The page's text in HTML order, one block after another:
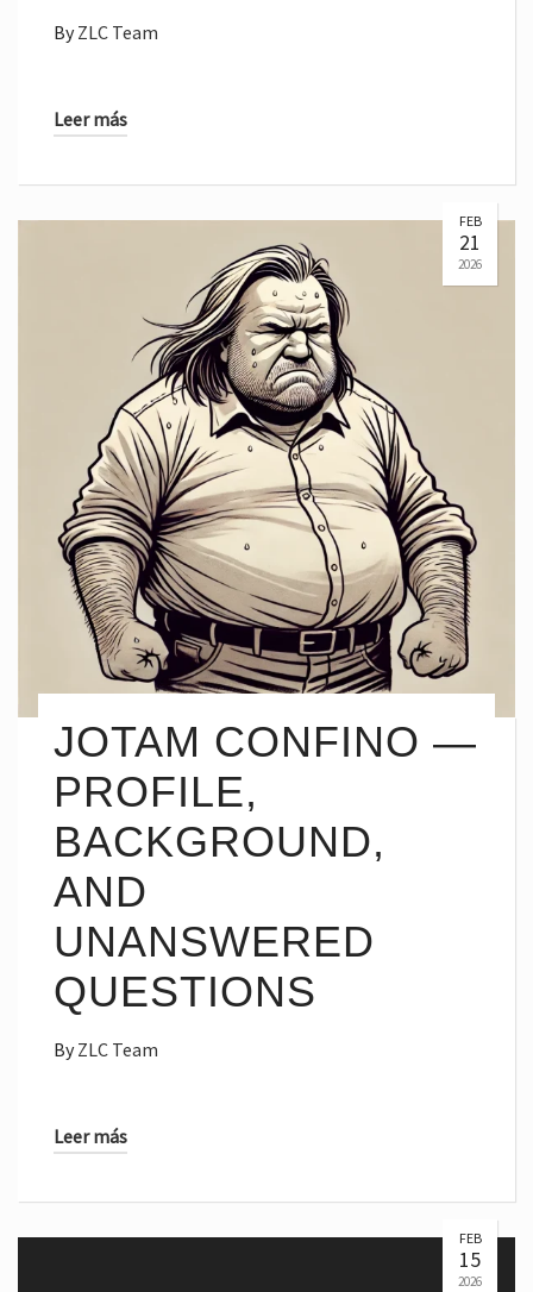
ByZLC Team
Leer más
FEB
21
2026
JOTAM CONFINO —
PROFILE,
BACKGROUND,
AND
UNANSWERED
QUESTIONS
ByZLC Team
Leer más
FEB
15
2026